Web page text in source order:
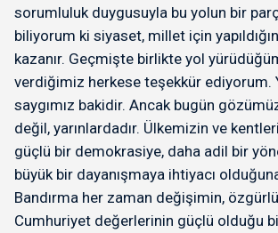
sorumluluk duygusuyla bu yolun bir
biliyorum ki siyaset, millet için
kazanır. Geçmişte birlikte yol
verdiğimiz herkese teşekkür ediyorum.
saygımız bakidir. Ancak bugün
değil, yarınlardadır. Ülkemizin ve
güçlü bir demokrasiye, daha adil bir
büyük bir dayanışmaya ihtiyacı
Bandırma her zaman değişimin,
Cumhuriyet değerlerinin güçlü olduğu